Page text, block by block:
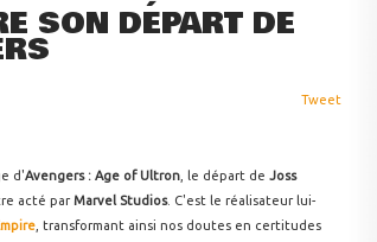
SON DÉPART DE
Tweet
d'Avengers : Age of Ultron , le départ de Joss
acté parMarvel Studios. C'est le réalisateur lui-
, transformant ainsi nos doutes en certitudes